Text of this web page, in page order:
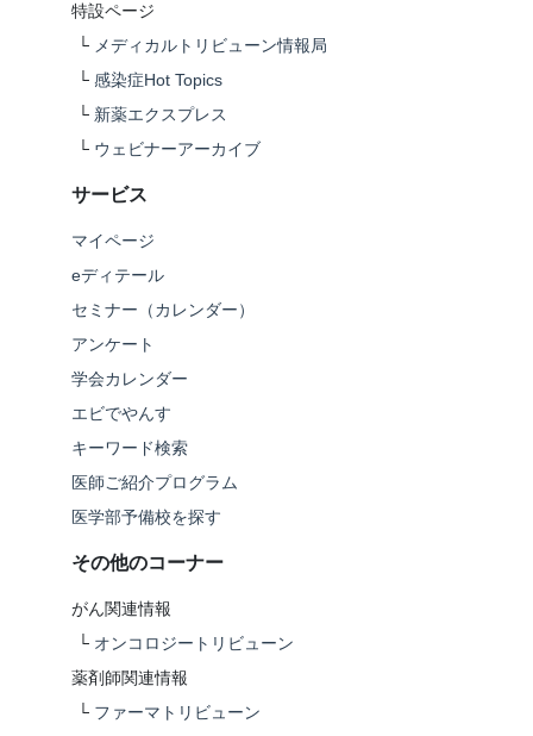
特設ページ
└ メディカルトリビューン情報局
└ 感染症Hot Topics
└ 新薬エクスプレス
└ ウェビナーアーカイブ
サービス
マイページ
eディテール
セミナー（カレンダー）
アンケート
学会カレンダー
エビでやんす
キーワード検索
医師ご紹介プログラム
医学部予備校を探す
その他のコーナー
がん関連情報
└ オンコロジートリビューン
薬剤師関連情報
└ ファーマトリビューン